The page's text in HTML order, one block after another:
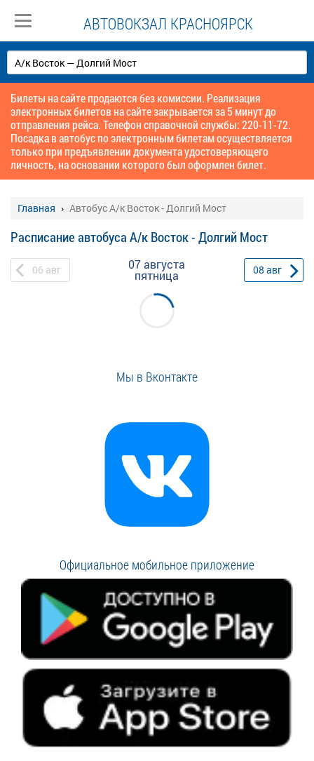
АВТОВОКЗАЛ КРАСНОЯРСК
Билеты на сайте продаются без комиссии. Реализация
электронных билетов на сайте закрывается за 5 минут до
отправления рейса. Телефон справочной службы: 220-11-72.
Посадка в автобус по электронным билетам осуществляется
только при предъявлении документа удостоверяющего
личность, на основании которого был оформлен билет.
Главная Автобус А/к Восток - Долгий Мост
Расписание автобуса А/к Восток - Долгий Мост
06 авг 07 августа
пятница 08 авг
Мы в Вконтакте
Официальное мобильное приложение